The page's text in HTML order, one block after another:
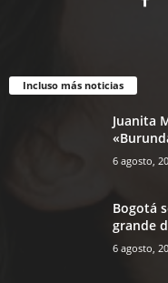
Incluso más noticias
Juanita
6 agosto,
Bogotá
grande
6 agosto,